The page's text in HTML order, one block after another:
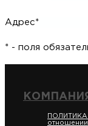
Адрес*
* - поля
ПОЛИТИКА
отношении